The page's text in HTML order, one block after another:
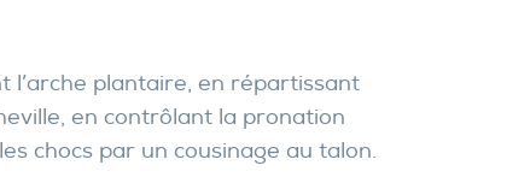
l’arche plantaire, en répartissant
en contrôlant la pronation
chocs par un cousinage au talon.